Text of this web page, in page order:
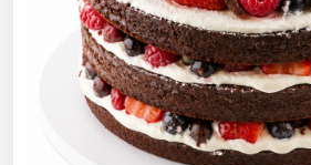
Торт открытый с ягодами и